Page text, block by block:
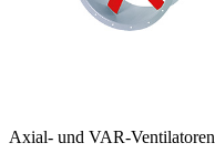
Axial- und VAR-Ventilatoren